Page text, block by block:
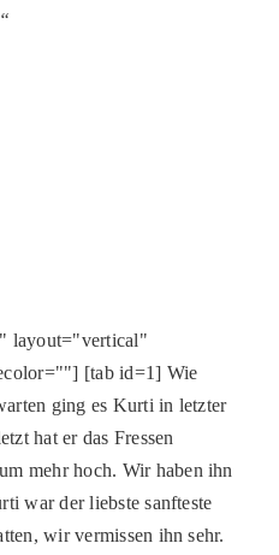
layout="vertical"
[tab id=1] Wie
ging es Kurti in letzter
hat er das Fressen
mehr hoch. Wir haben ihn
war der liebste sanfteste
wir vermissen ihn sehr.